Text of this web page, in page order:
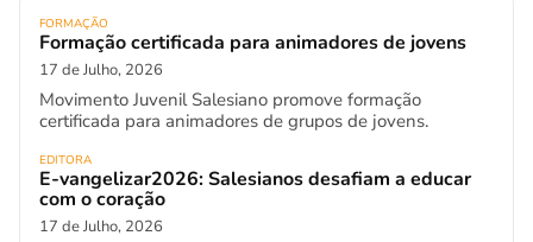
FORMAÇÃO
Formação certificada para animadores de jovens
17 de Julho, 2026
Movimento Juvenil Salesiano promove formação
certificada para animadores de grupos de jovens.
EDITORA
E-vangelizar2026: Salesianos desafiam a educar
com o coração
17 de Julho, 2026